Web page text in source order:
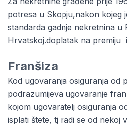
potresa u Skopju,nakon kojeg
standarda gadnje nekretnina u
Hrvatskoj.doplatak na premiju
Franšiza
Kod ugovaranja osiguranja od
podrazumijeva ugovaranje
kojom ugovaratelj osiguranja
isplati štete, tj radi se od nekoj